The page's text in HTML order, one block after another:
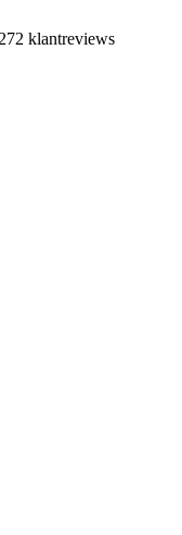
klantreviews